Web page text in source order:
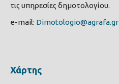
τις υπηρεσίες δημοτολογίου.
e-mail: Dimotologio@agrafa.gr
Χάρτης